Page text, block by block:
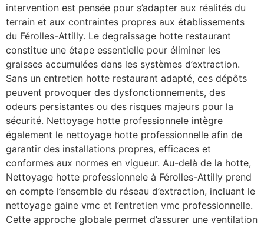
intervention est pensée pour s’adapter aux réalités du
terrain et aux contraintes propres aux établissements
du Férolles-Attilly. Le degraissage hotte restaurant
constitue une étape essentielle pour éliminer les
graisses accumulées dans les systèmes d’extraction.
Sans un entretien hotte restaurant adapté, ces dépôts
peuvent provoquer des dysfonctionnements, des
odeurs persistantes ou des risques majeurs pour la
sécurité. Nettoyage hotte professionnele intègre
également le nettoyage hotte professionnelle afin de
garantir des installations propres, efficaces et
conformes aux normes en vigueur. Au-delà de la hotte,
Nettoyage hotte professionnele à Férolles-Attilly prend
en compte l’ensemble du réseau d’extraction, incluant le
nettoyage gaine vmc et l’entretien vmc professionnelle.
Cette approche globale permet d’assurer une ventilation